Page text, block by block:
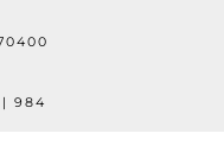
| 984